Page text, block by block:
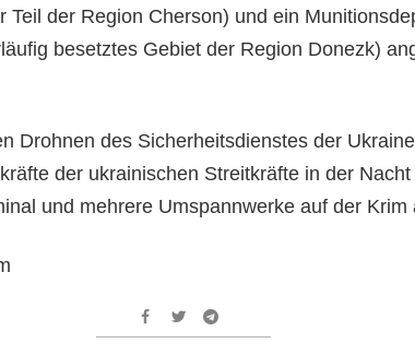
Teil der Region Cherson) und ein
besetztes Gebiet der Region Donezk)
Drohnen des Sicherheitsdienstes der
der ukrainischen Streitkräfte in der Nacht
und mehrere Umspannwerke auf der Krim